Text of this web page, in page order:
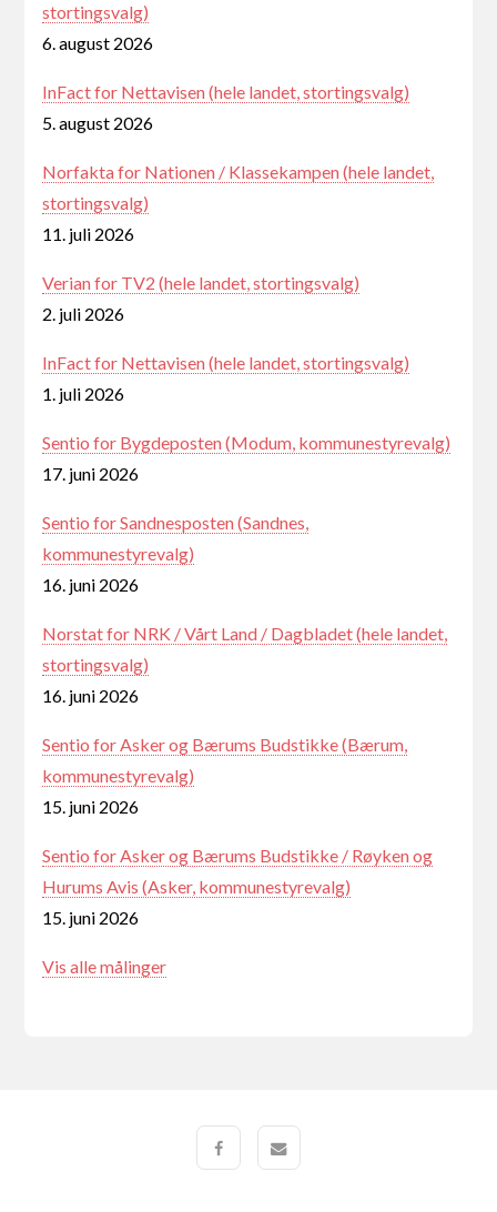
stortingsvalg)
6. august 2026
InFact for Nettavisen (hele landet, stortingsvalg)
5. august 2026
Norfakta for Nationen / Klassekampen (hele landet,
stortingsvalg)
11. juli 2026
Verian for TV2 (hele landet, stortingsvalg)
2. juli 2026
InFact for Nettavisen (hele landet, stortingsvalg)
1. juli 2026
Sentio for Bygdeposten (Modum, kommunestyrevalg)
17. juni 2026
Sentio for Sandnesposten (Sandnes,
kommunestyrevalg)
16. juni 2026
Norstat for NRK / Vårt Land / Dagbladet (hele landet,
stortingsvalg)
16. juni 2026
Sentio for Asker og Bærums Budstikke (Bærum,
kommunestyrevalg)
15. juni 2026
Sentio for Asker og Bærums Budstikke / Røyken og
Hurums Avis (Asker, kommunestyrevalg)
15. juni 2026
Vis alle målinger